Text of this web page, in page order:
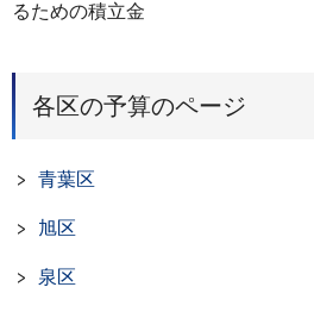
るための積立金
各区の予算のページ
青葉区
旭区
泉区